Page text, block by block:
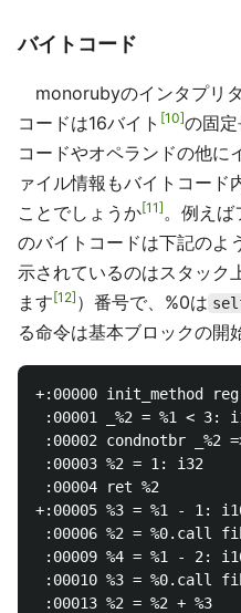
バイトコード
monorubyのインタプリ
コードは16バイト 10 の固
コードやオペランドの他に
ァイル情報もバイトコード
ことでしょうか 11 。例えば
のバイトコードは下記のよ
示されているのはスタック
ます 12 ）番号で、%0は
る命令は基本ブロックの開
+:00000 init_method
:00001 _%2 = %1 < 3:
:00002 condnotbr _%2
:00003 %2 = 1: i32
:00004 ret %2
+:00005 %3 = %1 - 1:
:00006 %2 = %0.call
:00009 %4 = %1 - 2:
:00010 %3 = %0.call
:00013 %2 = %2 + %3